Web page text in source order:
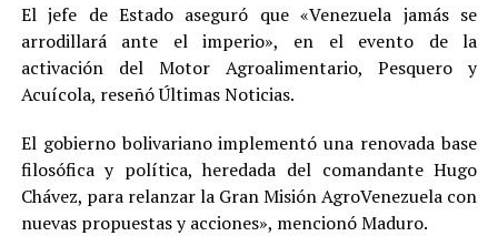
El jefe de Estado aseguró que «Venezuela jamás se
arrodillará ante el imperio», en el evento de la
activación del Motor Agroalimentario, Pesquero y
Acuícola, reseñó Últimas Noticias.
El gobierno bolivariano implementó una renovada base
filosófica y política, heredada del comandante Hugo
Chávez, para relanzar la Gran Misión AgroVenezuela con
nuevas propuestas y acciones», mencionó Maduro.